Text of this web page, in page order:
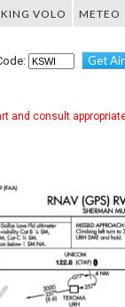
VOLO METEO
Get
and consult